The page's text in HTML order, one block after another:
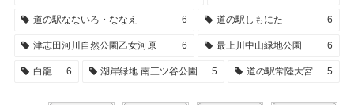
道の駅なないろ・ななえ 6 道の駅しもにた 6
津志田河川自然公園乙女河原 6 最上川中山緑地公園 6
白龍 6 湖岸緑地 南三ツ谷公園 5 道の駅常陸大宮 5